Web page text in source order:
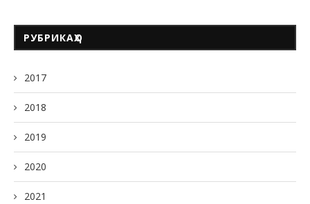
РУБРИКАҲО
2017
2018
2019
2020
2021